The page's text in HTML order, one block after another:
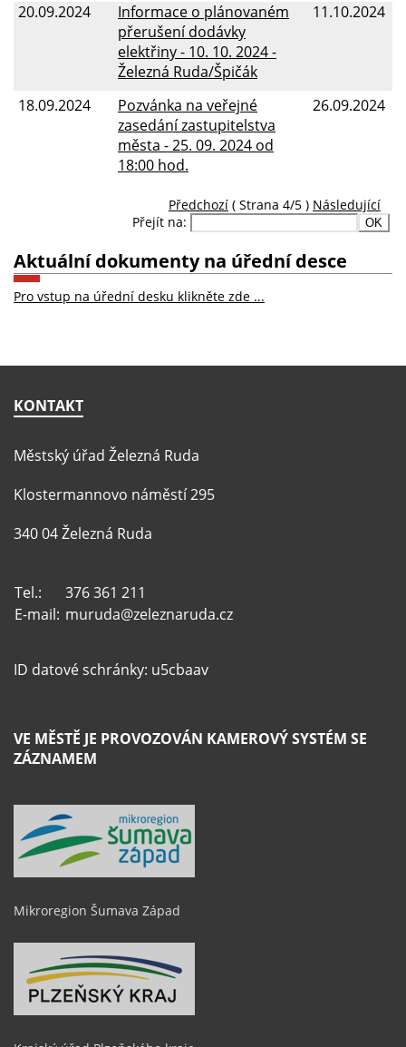
20.09.2024
11.10.2024
Informace o plánovaném
přerušení dodávky
elektřiny - 10. 10. 2024 -
Železná Ruda/Špičák
18.09.2024
26.09.2024
Pozvánka na veřejné
zasedání zastupitelstva
města - 25. 09. 2024 od
18:00 hod.
Předchozí ( Strana 4/5 ) Následující
Přejít na:
Aktuální dokumenty na úřední desce
Pro vstup na úřední desku klikněte zde ...
KONTAKT
Městský úřad Železná Ruda
Klostermannovo náměstí 295
340 04 Železná Ruda
Tel.:
376 361 211
E-mail: muruda@zeleznaruda.cz
ID datové schránky: u5cbaav
VE MĚSTĚ JE PROVOZOVÁN KAMEROVÝ SYSTÉM SE
ZÁZNAMEM
Mikroregion Šumava Západ